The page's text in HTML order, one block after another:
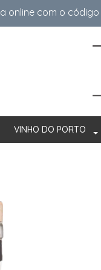
online com o
VINHO DO PORTO